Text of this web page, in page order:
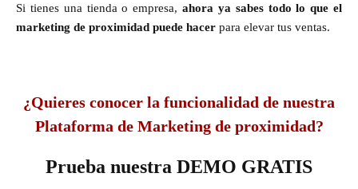
Si tienes una tienda o empresa, ahora ya sabes todo lo que el
marketing de proximidad puede hacer para elevar tus ventas.
¿Quieres conocer la funcionalidad de nuestra
Plataforma de Marketing de proximidad?
Prueba nuestra DEMO GRATIS